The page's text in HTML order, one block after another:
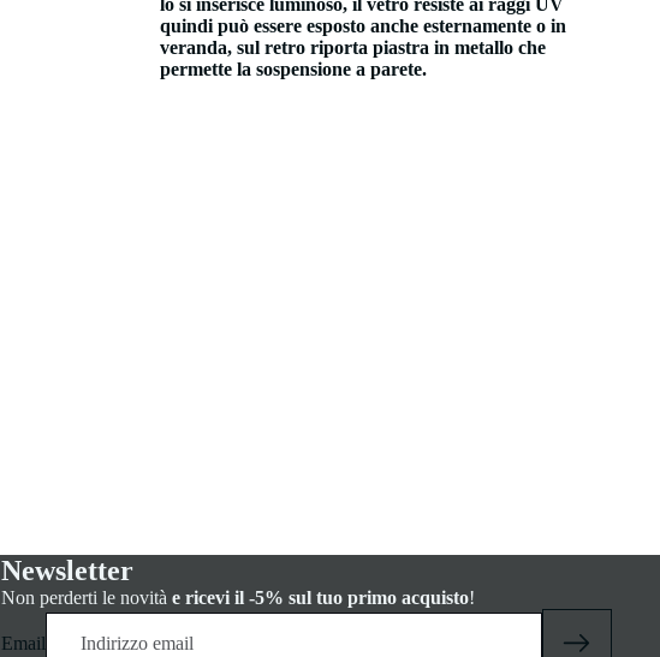
quindi può essere esposto anche esternamente o in
veranda, sul retro riporta piastra in metallo che
permette la sospensione a parete.
Newsletter
Non perderti le novità e ricevi il -5% sul tuo primo acquisto!
Email